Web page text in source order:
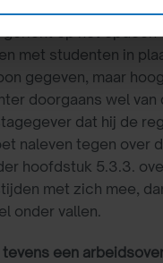
is er
op het
met studenten in
gegeven, maar
doorgaans wel
dat hij de
naleven tegen over
hoofdstuk 5.3.3.
met zich mee,
onder vallen.
een